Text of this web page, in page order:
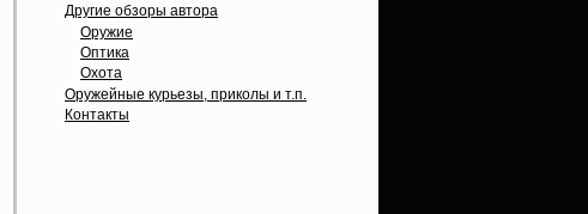
Другие обзоры автора
Оружие
Оптика
Охота
Оружейные курьезы, приколы и т.п.
Контакты